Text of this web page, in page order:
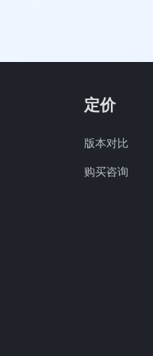
定价
版本对比
购买咨询